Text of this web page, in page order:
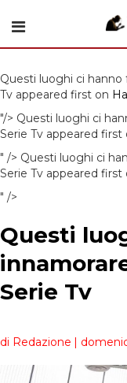
Questi luoghi ci
Tv appeared first on
"/> Questi luoghi ci
Serie Tv appeared first
" /> Questi luoghi ci
Serie Tv appeared first
" />
Questi
Serie Tv
di Redazione |